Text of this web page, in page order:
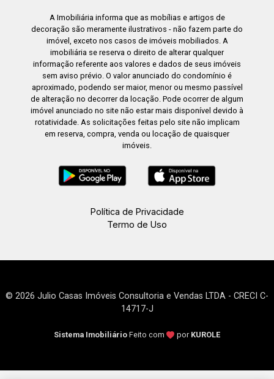
A Imobiliária informa que as mobílias e artigos de
decoração são meramente ilustrativos - não fazem parte do
imóvel, exceto nos casos de imóveis mobiliados. A
imobiliária se reserva o direito de alterar qualquer
informação referente aos valores e dados de seus imóveis
sem aviso prévio. O valor anunciado do condomínio é
aproximado, podendo ser maior, menor ou mesmo passível
de alteração no decorrer da locação. Pode ocorrer de algum
imóvel anunciado no site não estar mais disponível devido à
rotatividade. As solicitações feitas pelo site não implicam
em reserva, compra, venda ou locação de quaisquer
imóveis.
Política de Privacidade
Termo de Uso
© 2026 Julio Casas Imóveis Consultoria e Vendas LTDA - CRECI C-
14717-J
Sistema Imobiliário Feito com por KUROLE